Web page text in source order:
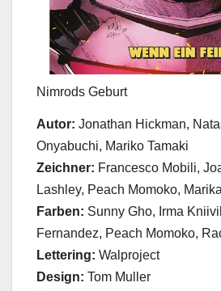
Nimrods Geburt
Autor: Jonathan Hickman,
Onyabuchi, Mariko Tamaki
Zeichner: Francesco Mobili,
Lashley, Peach Momoko,
Farben: Sunny Gho, Irma
Fernandez, Peach Momoko,
Lettering: Walproject
Design: Tom Muller